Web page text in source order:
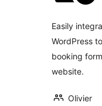
Easily
WordPress
booking
website.
Olivier